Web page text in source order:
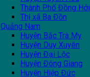
Thành Phố Đồng Hới
Thị xã Ba Đồn
Quảng Nam
Huyện Bắc Trà My
Huyện Duy Xuyên
Huyện Đại Lộc
Huyện Đông Giang
Huyện Hiệp Đức